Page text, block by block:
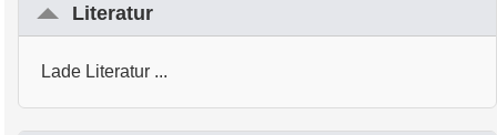
Literatur
Lade Literatur ...